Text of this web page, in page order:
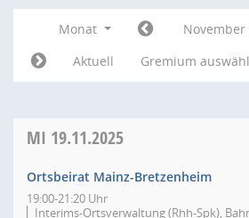
Monat November
Aktuell
Gremium
MI 19.11.2025
Ortsbeirat Mainz-Bretzenheim
19:00-21:20 Uhr
Interims-Ortsverwaltung (Rhh-Spk),